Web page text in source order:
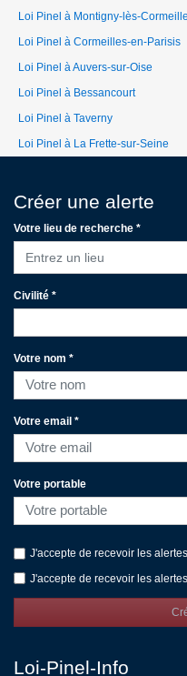
Loi Pinel à Montigny-lès-
Loi Pinel à Cormeilles-en-Parisis
Loi Pinel à Auvers-sur-Oise
Loi Pinel à Bessancourt
Loi Pinel à Taverny
Loi Pinel à La Frette-sur-Seine
Créer une alerte
Votre lieu de recherche *
Entrez un lieu
Civilité *
Votre nom *
Votre email *
Votre portable
J'accepte de recevoir les
J'accepte de recevoir les
Loi-Pinel-Info